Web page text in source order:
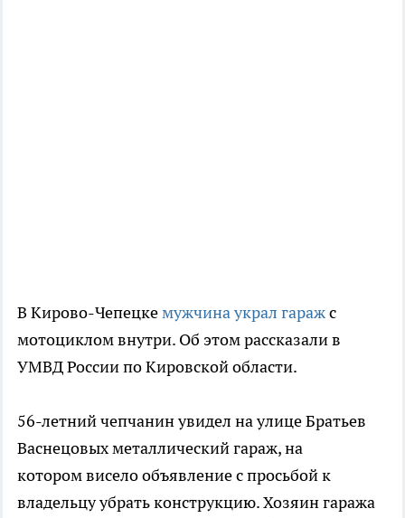
В Кирово-Чепецкемужчина украл гаражс
мотоциклом внутри. Об этом рассказали в
УМВД России по Кировской области.
56-летний чепчанин увидел на улице Братьев
Васнецовых металлический гараж, на
котором висело объявление с просьбой к
владельцу убрать конструкцию. Хозяин гаража